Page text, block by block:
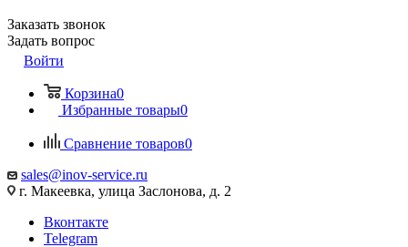
Заказать звонок
Задать вопрос
Войти
Корзина0
Избранные товары0
Сравнение товаров0
sales@inov-service.ru
г. Макеевка, улица Заслонова, д. 2
Вконтакте
Telegram